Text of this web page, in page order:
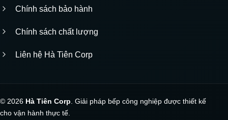
Chính sách bảo hành
Chính sách chất lượng
Liên hệ Hà Tiên Corp
© 2026 Hà Tiên Corp . Giải pháp bếp công nghiệp được thiết kế
cho vận hành thực tế.